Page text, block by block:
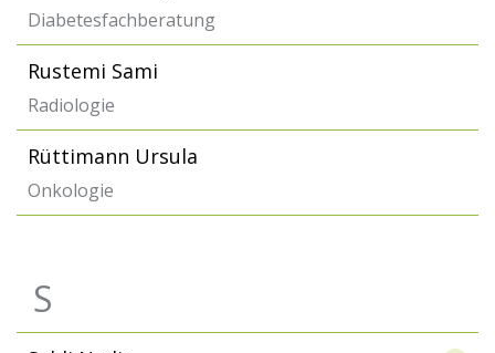
Diabetesfachberatung
Rustemi Sami
Radiologie
Rüttimann Ursula
Onkologie
S